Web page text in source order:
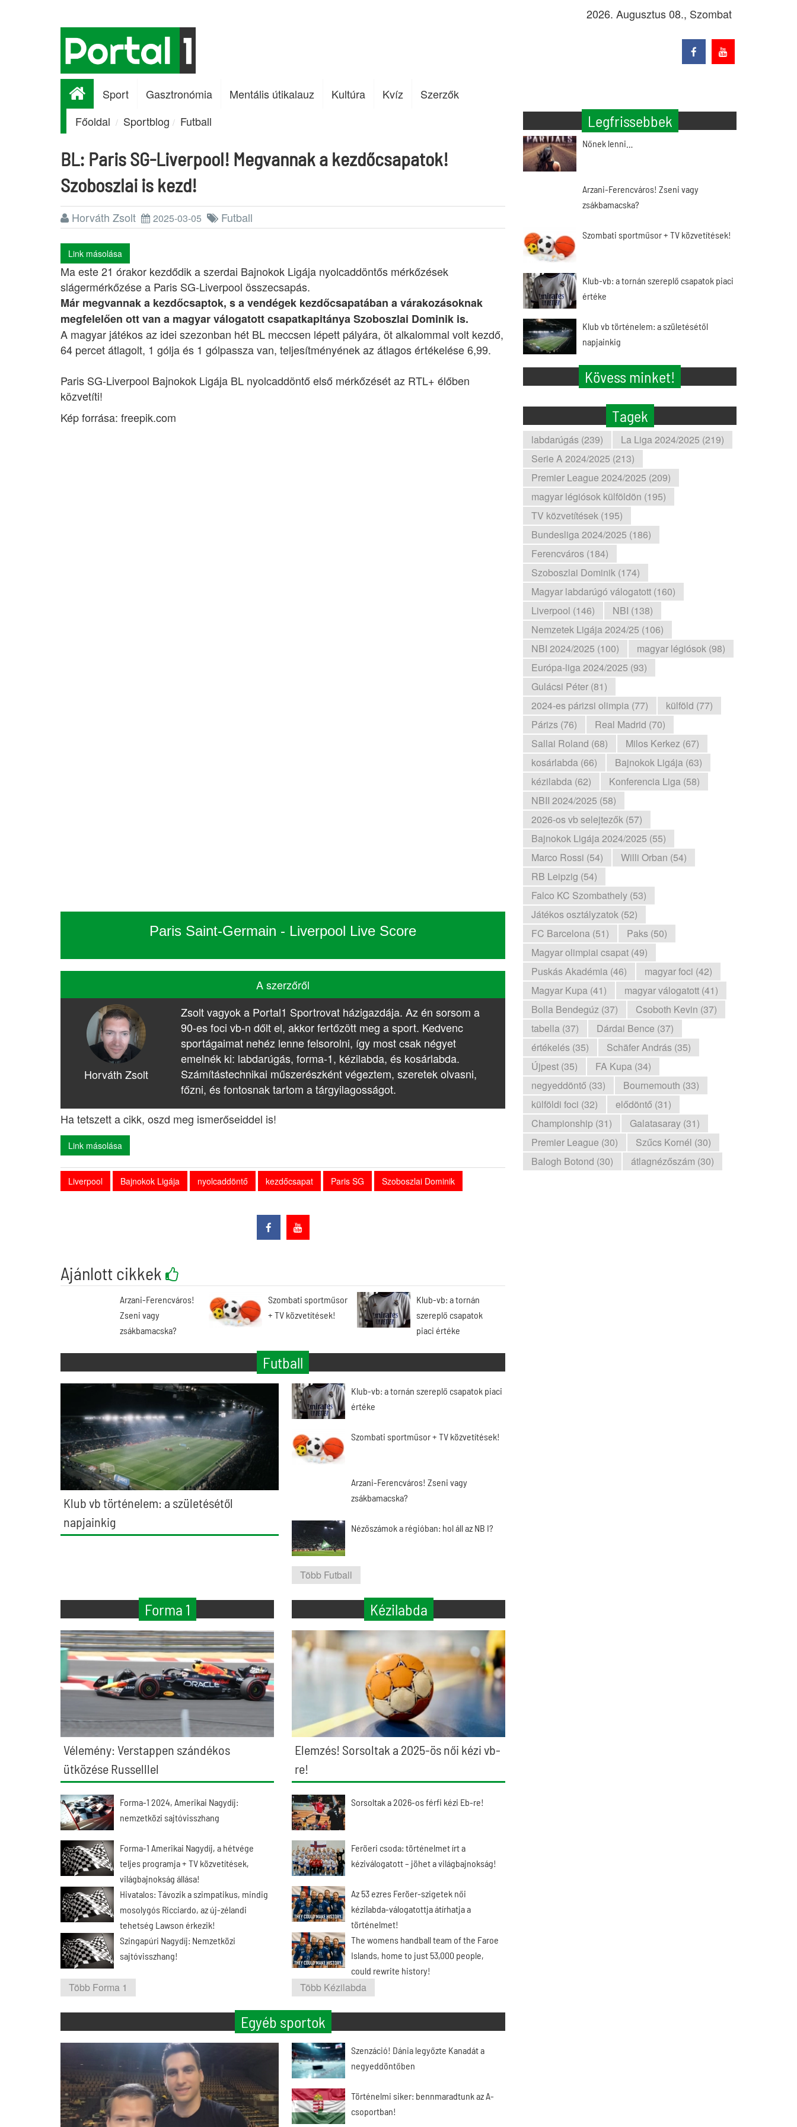
2026. Augusztus 08., Szombat
Sport Gasztronómia Mentális útikalauz Kultúra Kvíz
Szerzők
Főoldal
Sportblog Futball
BL: Paris SG-Liverpool! Megvannak a kezdőcsapatok!
Szoboszlai is kezd!
Horváth Zsolt 2025-03-05 Futball
Link másolása
Ma este 21 órakor kezdődik a szerdai Bajnokok Ligája nyolcaddöntős mérkőzések
slágermérkőzése a Paris SG-Liverpool összecsapás.
Már megvannak a kezdőcsaptok, s a vendégek kezdőcsapatában a várakozásoknak
megfelelően ott van a magyar válogatott csapatkapitánya Szoboszlai Dominik is.
A magyar játékos az idei szezonban hét BL meccsen lépett pályára, öt alkalommal volt kezdő,
64 percet átlagolt, 1 gólja és 1 gólpassza van, teljesítményének az átlagos értékelése 6,99.
Paris SG-Liverpool Bajnokok Ligája BL nyolcaddöntő első mérkőzését az RTL+ élőben
közvetíti!
Kép forrása: freepik.com
Paris Saint-Germain - Liverpool Live Score
A szerzőről
Horváth Zsolt
Zsolt vagyok a Portal1 Sportrovat házigazdája. Az én sorsom a
90-es foci vb-n dőlt el, akkor fertőzött meg a sport. Kedvenc
sportágaimat nehéz lenne felsorolni, így most csak négyet
emelnék ki: labdarúgás, forma-1, kézilabda, és kosárlabda.
Számítástechnikai műszerészként végeztem, szeretek olvasni,
főzni, és fontosnak tartom a tárgyilagosságot.
Ha tetszett a cikk, oszd meg ismerőseiddel is!
Link másolása
Liverpool Bajnokok Ligája nyolcaddöntő kezdőcsapat Paris SG Szoboszlai Dominik
Ajánlott cikkek
Arzani-Ferencváros!
Zseni vagy
zsákbamacska?
Szombati sportműsor
+ TV közvetítések!
Klub-vb: a tornán
szereplő csapatok
piaci értéke
Legfrissebbek
Nőnek lenni…
Arzani-Ferencváros! Zseni vagy
zsákbamacska?
Szombati sportműsor + TV közvetítések!
Klub-vb: a tornán szereplő csapatok piaci
értéke
Klub vb történelem: a születésétől
napjainkig
Kövess minket!
Tagek
labdarúgás (239)
La Liga 2024/2025 (219)
Serie A 2024/2025 (213)
Premier League 2024/2025 (209)
magyar légiósok külföldön (195)
TV közvetítések (195)
Bundesliga 2024/2025 (186)
Ferencváros (184)
Szoboszlai Dominik (174)
Magyar labdarúgó válogatott (160)
Liverpool (146)
NBI (138)
Nemzetek Ligája 2024/25 (106)
NBI 2024/2025 (100)
magyar légiósok (98)
Európa-liga 2024/2025 (93)
Gulácsi Péter (81)
2024-es párizsi olimpia (77)
külföld (77)
Párizs (76)
Real Madrid (70)
Sallai Roland (68)
Milos Kerkez (67)
kosárlabda (66)
Bajnokok Ligája (63)
kézilabda (62)
Konferencia Liga (58)
NBII 2024/2025 (58)
2026-os vb selejtezők (57)
Bajnokok Ligája 2024/2025 (55)
Marco Rossi (54)
Willi Orban (54)
RB Leipzig (54)
Falco KC Szombathely (53)
Játékos osztályzatok (52)
FC Barcelona (51)
Paks (50)
Magyar olimpiai csapat (49)
Puskás Akadémia (46)
magyar foci (42)
Magyar Kupa (41)
magyar válogatott (41)
Bolla Bendegúz (37)
Csoboth Kevin (37)
tabella (37)
Dárdai Bence (37)
értékelés (35)
Schäfer András (35)
Újpest (35)
FA Kupa (34)
negyeddöntő (33)
Bournemouth (33)
külföldi foci (32)
elődöntő (31)
Championship (31)
Galatasaray (31)
Premier League (30)
Szűcs Kornél (30)
Balogh Botond (30)
átlagnézőszám (30)
Futball
Klub vb történelem: a születésétől
napjainkig
Klub-vb: a tornán szereplő csapatok piaci
értéke
Szombati sportműsor + TV közvetítések!
Arzani-Ferencváros! Zseni vagy
zsákbamacska?
Nézőszámok a régióban: hol áll az NB I?
Több Futball
Forma 1
Vélemény: Verstappen szándékos
ütközése Russelllel
Forma-1 2024, Amerikai Nagydíj:
nemzetközi sajtóvisszhang
Forma-1 Amerikai Nagydíj, a hétvége
teljes programja + TV közvetítések,
világbajnokság állása!
Hivatalos: Távozik a szimpatikus, mindig
mosolygós Ricciardo, az új-zélandi
tehetség Lawson érkezik!
Szingapúri Nagydíj: Nemzetközi
sajtóvisszhang!
Több Forma 1
Kézilabda
Elemzés! Sorsoltak a 2025-ös női kézi vb-
re!
Sorsoltak a 2026-os férfi kézi Eb-re!
Feröeri csoda: történelmet írt a
kéziválogatott – jöhet a világbajnokság!
Az 53 ezres Feröer-szigetek női
kézilabda-válogatottja átírhatja a
történelmet!
The womens handball team of the Faroe
Islands, home to just 53,000 people,
could rewrite history!
Több Kézilabda
Egyéb sportok
Szenzáció! Dánia legyőzte Kanadát a
negyeddöntőben
Történelmi siker: bennmaradtunk az A-
csoportban!